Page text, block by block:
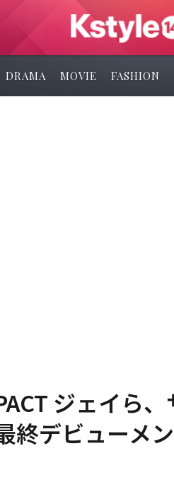
DRAMA MOVIE FASHION
ジェイら
デビューメ